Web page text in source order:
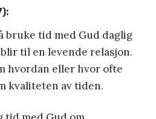
bruke tid med Gud daglig
til en levende relasjon.
hvordan eller hvor ofte
kvaliteten av tiden.